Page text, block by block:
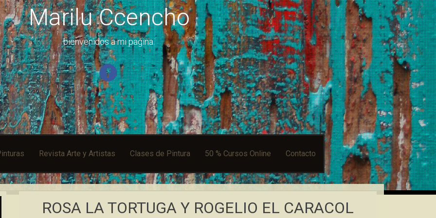
Marilu Ccencho
bienvenidos a mi pagina.
Revista Arte y Artistas Clases de Pintura 50 % Cursos Online Contacto
ROSA LA TORTUGA Y ROGELIO EL CARACOL